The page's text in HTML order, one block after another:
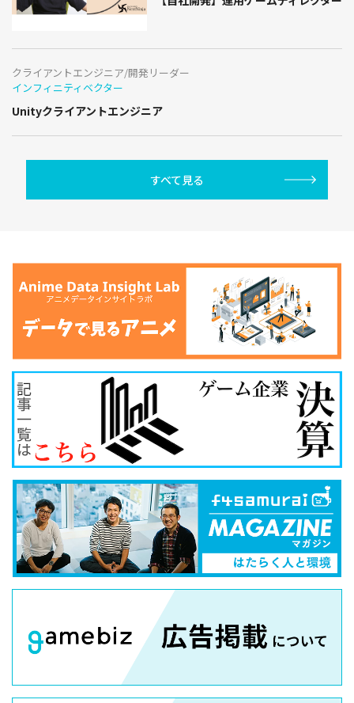
クライアントエンジニア/開発リーダー
インフィニティベクター
Unityクライアントエンジニア
すべて見る